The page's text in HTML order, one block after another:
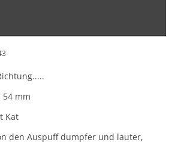
54 mm
Kat
den Auspuff dumpfer und lauter,